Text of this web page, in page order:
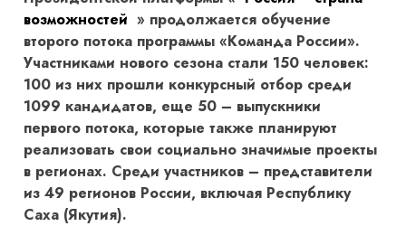
возможностей » продолжается обучение
второго потока программы «Команда России».
Участниками нового сезона стали 150 человек:
100 из них прошли конкурсный отбор среди
1099 кандидатов, еще 50 – выпускники
первого потока, которые также планируют
реализовать свои социально значимые проекты
в регионах. Среди участников – представители
из 49 регионов России, включая Республику
Саха (Якутия).